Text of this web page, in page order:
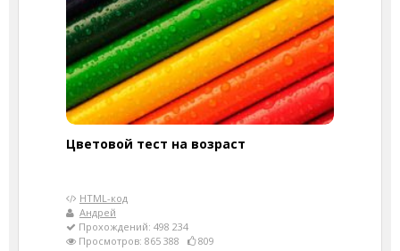
Цветовой тест на возраст
HTML-код
Андрей
Прохождений: 498 234
Просмотров: 865 388
809